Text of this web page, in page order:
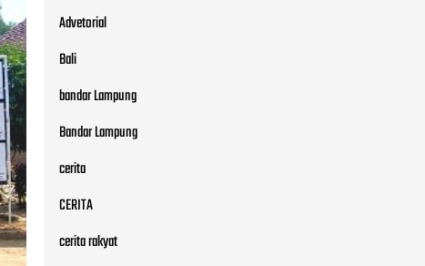
Advetorial
Bali
bandar Lampung
Bandar Lampung
cerita
CERITA
cerita rakyat